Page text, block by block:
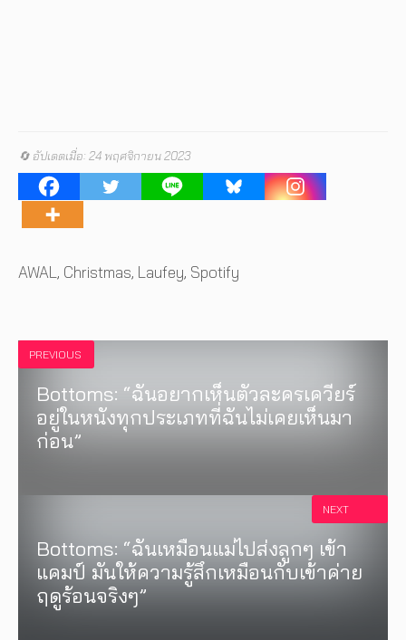
🔄 อัปเดตเมื่อ: 24 พฤศจิกายน 2023
Tags
AWAL , Christmas, Laufey, Spotify
PREVIOUS
Bottoms: “ฉันอยากเห็นตัวละครเควียร์
อยู่ในหนังทุกประเภทที่ฉันไม่เคยเห็นมา
ก่อน”
Bottoms: “ฉันเหมือนแม่ไปส่งลูกๆ เข้า
แคมป์ มันให้ความรู้สึกเหมือนกับเข้าค่าย
ฤดูร้อนจริงๆ”
NEXT